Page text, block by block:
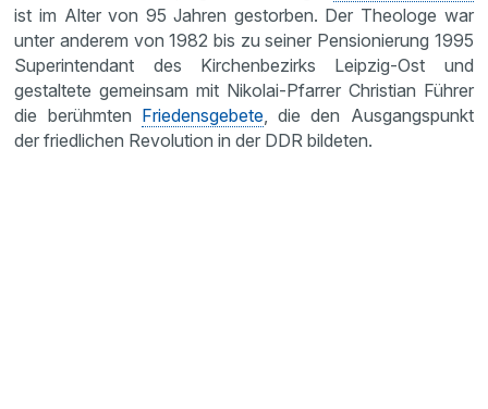
ist im Alter von 95 Jahren gestorben. Der Theologe war
unter anderem von 1982 bis zu seiner Pensionierung 1995
Superintendant des Kirchenbezirks Leipzig-Ost und
gestaltete gemeinsam mit Nikolai-Pfarrer Christian Führer
die berühmten Friedensgebete, die den Ausgangspunkt
der friedlichen Revolution in der DDR bildeten.